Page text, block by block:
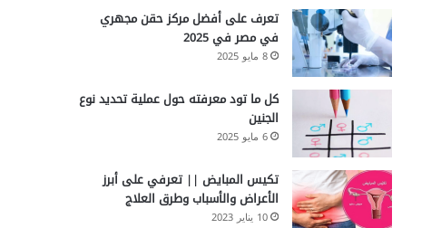
تعرف على أفضل مركز حقن مجهري
في مصر في 2025
8 مايو 2025
كل ما تود معرفته حول عملية تحديد نوع
الجنين
6 مايو 2025
تكيس المبايض || تعرفي على أبرز
الأعراض والأسباب وطرق العلاج
10 يناير 2023